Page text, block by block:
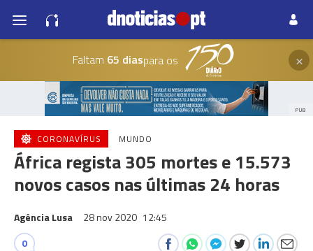
Faltam 65 diaspara os ×
PUB
CORONAVÍRUS MUNDO
África regista 305 mortes e 15.573
novos casos nas últimas 24 horas
Agência Lusa 28 nov 2020 12:45
0